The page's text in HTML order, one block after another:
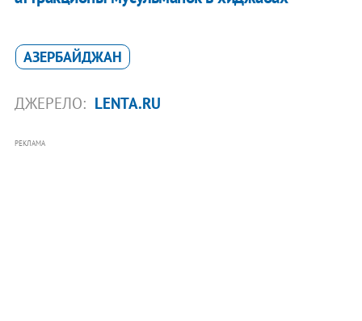
АЗЕРБАЙДЖАН
ДЖЕРЕЛО: LENTA.RU
РЕКЛАМА